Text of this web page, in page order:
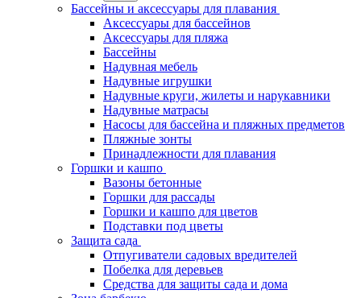
Бассейны и аксессуары для плавания
Аксессуары для бассейнов
Аксессуары для пляжа
Бассейны
Надувная мебель
Надувные игрушки
Надувные круги, жилеты и нарукавники
Надувные матрасы
Насосы для бассейна и пляжных предметов
Пляжные зонты
Принадлежности для плавания
Горшки и кашпо
Вазоны бетонные
Горшки для рассады
Горшки и кашпо для цветов
Подставки под цветы
Защита сада
Отпугиватели садовых вредителей
Побелка для деревьев
Средства для защиты сада и дома